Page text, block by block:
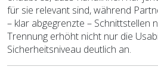
für sie relevant sind, während
– klar abgegrenzte – Schnittstellen
Trennung erhöht nicht nur die
Sicherheitsniveau deutlich an.